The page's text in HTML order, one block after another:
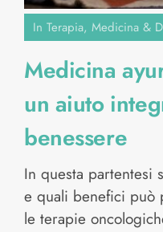
In Terapia, Medicina &
Medicina
un aiuto
benessere
In questa partentesi
e quali benefici può
le terapie